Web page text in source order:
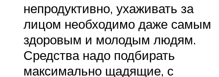
непродуктивно, ухаживать за
лицом необходимо даже самым
здоровым и молодым людям.
Средства надо подбирать
максимально щадящие, с